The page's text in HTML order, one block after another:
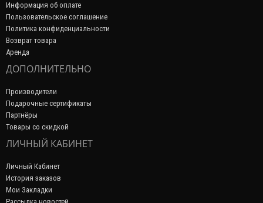
Информация об оплате
Пользовательское соглашение
Политика конфиденциальности
Возврат товара
Аренда
ДОПОЛНИТЕЛЬНО
Производители
Подарочные сертификаты
Партнёры
Товары со скидкой
ЛИЧНЫЙ КАБИНЕТ
Личный Кабинет
История заказов
Мои Закладки